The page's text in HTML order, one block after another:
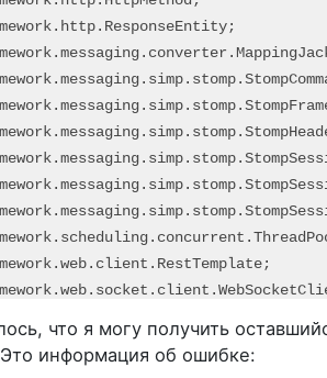
(
is important here:
("/hpdm-ws").
mapper = new ObjectMapper();
(SerializationFeature.
MappingJackson2HttpMessageConverter
что я могу получить
информация об ошибке: